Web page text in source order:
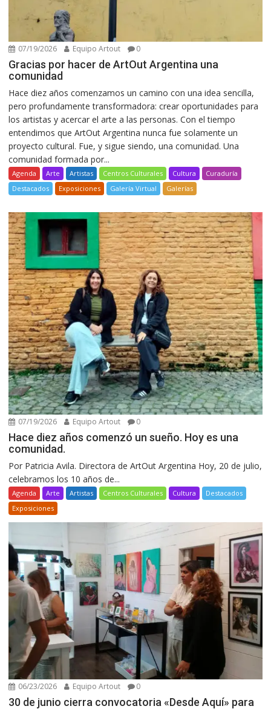
07/19/2026 Equipo Artout 0
Gracias por hacer de ArtOut Argentina una
comunidad
Hace diez años comenzamos un camino con una idea sencilla,
pero profundamente transformadora: crear oportunidades para
los artistas y acercar el arte a las personas. Con el tiempo
entendimos que ArtOut Argentina nunca fue solamente un
proyecto cultural. Fue, y sigue siendo, una comunidad. Una
comunidad formada por...
Agenda Arte Artistas Centros Culturales Cultura
Curaduría
Destacados
Exposiciones Galería Virtual Galerías
07/19/2026 Equipo Artout 0
Hace diez años comenzó un sueño. Hoy es una
comunidad.
Por Patricia Avila. Directora de ArtOut Argentina Hoy, 20 de julio,
celebramos los 10 años de...
Agenda Arte Artistas Centros Culturales Cultura
Destacados
Exposiciones
06/23/2026 Equipo Artout 0
30 de junio cierra convocatoria «Desde Aquí» para